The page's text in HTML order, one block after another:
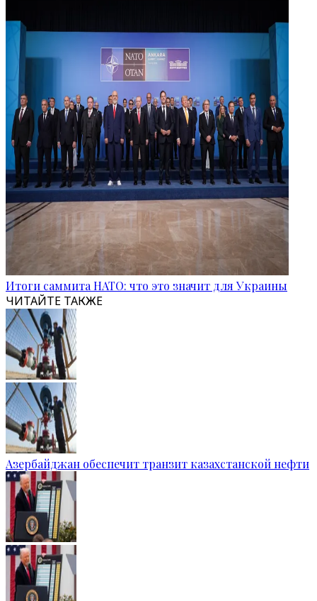
Итоги саммита НАТО: что это значит для Украины
ЧИТАЙТЕ ТАКЖЕ
Азербайджан обеспечит транзит казахстанской нефти